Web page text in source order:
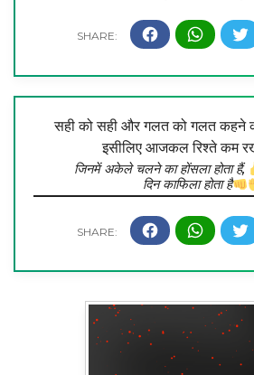
सही को सही और गलत को गलत कहने
इसीलिए आजकल रिश्ते कम
जिनमें अकेले चलने का होंसला होता हैं,
दिन काफिला होता है